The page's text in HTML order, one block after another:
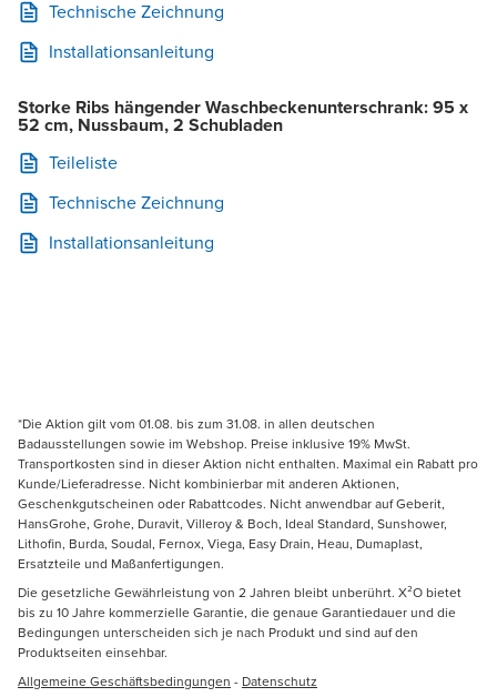
Technische Zeichnung
Installationsanleitung
Storke Ribs hängender Waschbeckenunterschrank: 95 x
52 cm, Nussbaum, 2 Schubladen
Teileliste
Technische Zeichnung
Installationsanleitung
*Die Aktion gilt vom 01.08. bis zum 31.08. in allen deutschen
Badausstellungen sowie im Webshop. Preise inklusive 19% MwSt.
Transportkosten sind in dieser Aktion nicht enthalten. Maximal ein Rabatt pro
Kunde/Lieferadresse. Nicht kombinierbar mit anderen Aktionen,
Geschenkgutscheinen oder Rabattcodes. Nicht anwendbar auf Geberit,
HansGrohe, Grohe, Duravit, Villeroy & Boch, Ideal Standard, Sunshower,
Lithofin, Burda, Soudal, Fernox, Viega, Easy Drain, Heau, Dumaplast,
Ersatzteile und Maßanfertigungen.
Die gesetzliche Gewährleistung von 2 Jahren bleibt unberührt. X²O bietet
bis zu 10 Jahre kommerzielle Garantie, die genaue Garantiedauer und die
Bedingungen unterscheiden sich je nach Produkt und sind auf den
Produktseiten einsehbar.
Allgemeine Geschäftsbedingungen - Datenschutz